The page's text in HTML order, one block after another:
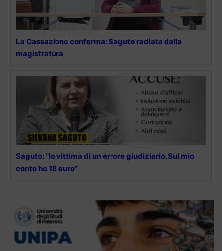
La Cassazione conferma: Saguto radiata dalla
magistratura
Saguto: “Io vittima di un errore giudiziario. Sul mio
conto ho 18 euro”